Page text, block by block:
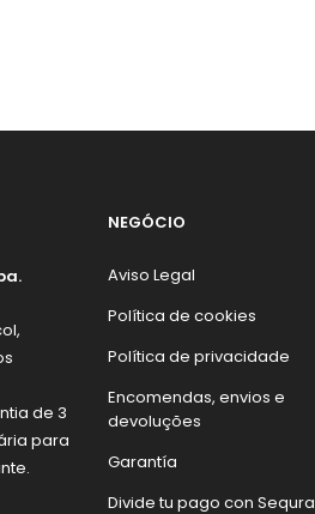
de 3
para
NEGÓCIO
Aviso Legal
Política de cookies
Política de privacidade
Encomendas, envios e
devoluções
Garantía
Divide tu pago con Sequra